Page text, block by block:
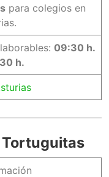
para colegios en
09:30 h.
h.
Tortuguitas